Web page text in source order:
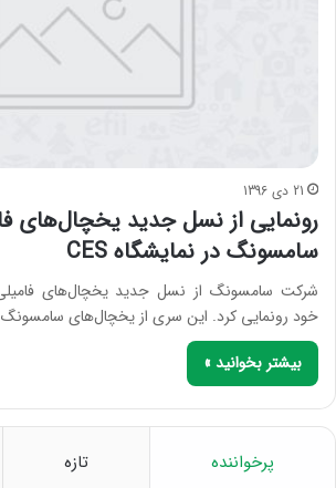
21 دی 1396
رونمایی از نسل جدید یخچال‌های
سامسونگ در نمایشگاه CES
خود رونمایی کرد. این سری از یخچال‌های سامسونگ
بیشتر بخوانید »
پرخواننده تازه